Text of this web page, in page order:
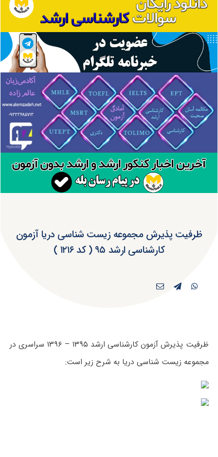
ظرفیت پذیرش مجموعه زیست شناسی دریا آزمون
کارشناسی ارشد ۹۵ ( کد ۱۲۱۶ )
ظرفیت پذیرش آزمون کارشناسی ارشد ۱۳۹۵ – ۱۳۹۶ سراسری در
مجموعه زیست شناسی دریا به شرح زیر است: